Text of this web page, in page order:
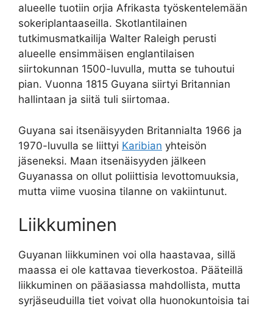
alueelle tuotiin orjia Afrikasta työskentelemään
sokeriplantaaseilla. Skotlantilainen
tutkimusmatkailija Walter Raleigh perusti
alueelle ensimmäisen englantilaisen
siirtokunnan 1500-luvulla, mutta se tuhoutui
pian. Vuonna 1815 Guyana siirtyi Britannian
hallintaan ja siitä tuli siirtomaa.
Guyana sai itsenäisyyden Britannialta 1966 ja
1970-luvulla se liittyi Karibian yhteisön
jäseneksi. Maan itsenäisyyden jälkeen
Guyanassa on ollut poliittisia levottomuuksia,
mutta viime vuosina tilanne on vakiintunut.
Liikkuminen
Guyanan liikkuminen voi olla haastavaa, sillä
maassa ei ole kattavaa tieverkostoa. Pääteillä
liikkuminen on pääasiassa mahdollista, mutta
syrjäseuduilla tiet voivat olla huonokuntoisia tai